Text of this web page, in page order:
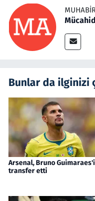
Bunlar da ilginizi
Arsenal, Bruno Guimaraes'i
transfer etti